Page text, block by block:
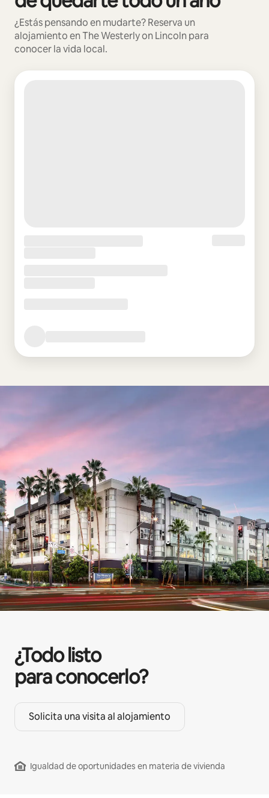
¿Estás pensando en mudarte? Reserva un
alojamiento en The Westerly on Lincoln para
conocer la vida local.
¿Todo listo
para conocerlo?
Solicita una visita al alojamiento
Igualdad de oportunidades en materia de vivienda